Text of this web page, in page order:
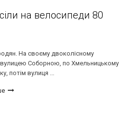
на велосипеди 80
На своєму двоколісному
вулицею Соборною, по Хмельницькому
потім вулиця ...